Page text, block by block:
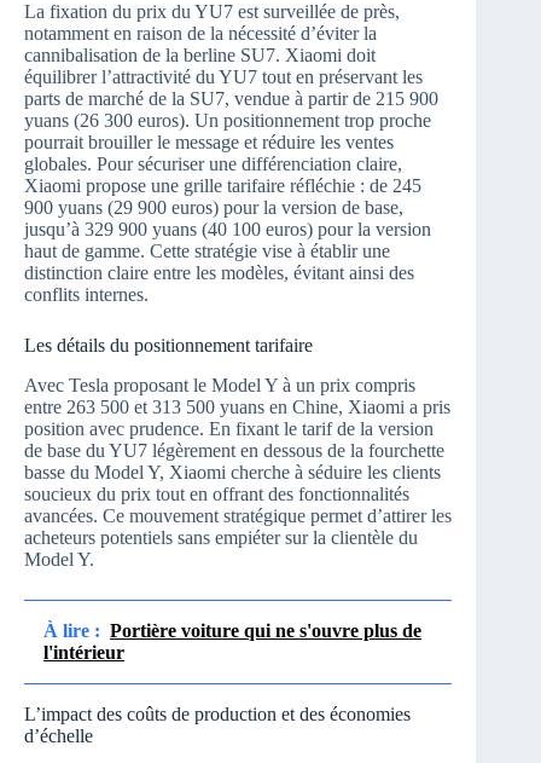
La fixation du prix du YU7 est surveillée de près,
notamment en raison de la nécessité d’éviter la
cannibalisation de la berline SU7. Xiaomi doit
équilibrer l’attractivité du YU7 tout en préservant les
parts de marché de la SU7, vendue à partir de 215 900
yuans (26 300 euros). Un positionnement trop proche
pourrait brouiller le message et réduire les ventes
globales. Pour sécuriser une différenciation claire,
Xiaomi propose une grille tarifaire réfléchie : de 245
900 yuans (29 900 euros) pour la version de base,
jusqu’à 329 900 yuans (40 100 euros) pour la version
haut de gamme. Cette stratégie vise à établir une
distinction claire entre les modèles, évitant ainsi des
conflits internes.
Les détails du positionnement tarifaire
Avec Tesla proposant le Model Y à un prix compris
entre 263 500 et 313 500 yuans en Chine, Xiaomi a pris
position avec prudence. En fixant le tarif de la version
de base du YU7 légèrement en dessous de la fourchette
basse du Model Y, Xiaomi cherche à séduire les clients
soucieux du prix tout en offrant des fonctionnalités
avancées. Ce mouvement stratégique permet d’attirer les
acheteurs potentiels sans empiéter sur la clientèle du
Model Y.
À lire : Portière voiture qui ne s'ouvre plus de
l'intérieur
L’impact des coûts de production et des économies
d’échelle